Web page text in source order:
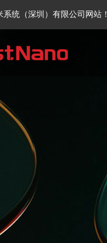
统（深圳）有限公司网站！